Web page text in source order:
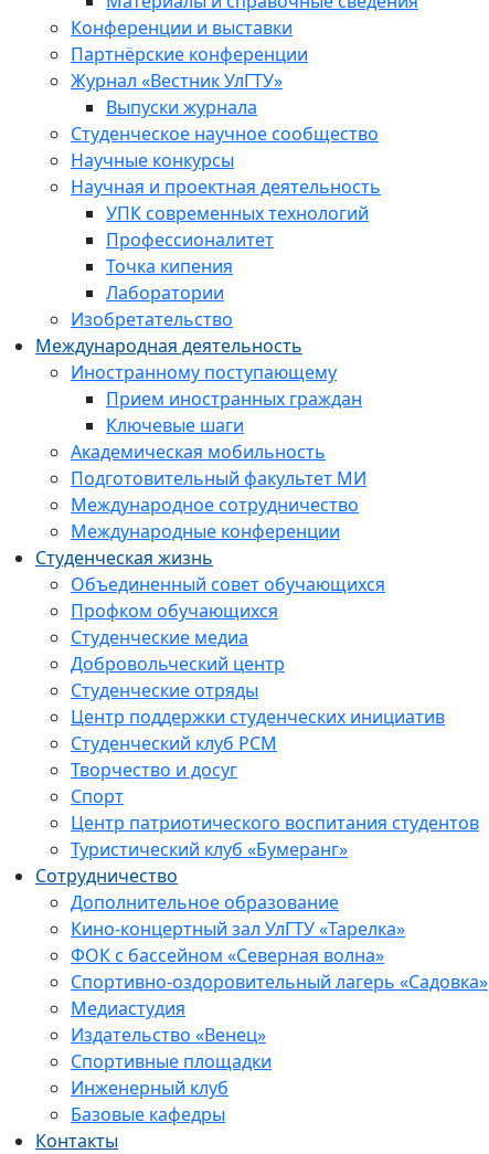
Конференции и выставки
Партнёрские конференции
Журнал «Вестник УлГТУ»
Выпуски журнала
Студенческое научное сообщество
Научные конкурсы
Научная и проектная деятельность
УПК современных технологий
Профессионалитет
Точка кипения
Лаборатории
Изобретательство
Международная деятельность
Иностранному поступающему
Прием иностранных граждан
Ключевые шаги
Академическая мобильность
Подготовительный факультет МИ
Международное сотрудничество
Международные конференции
Студенческая жизнь
Объединенный совет обучающихся
Профком обучающихся
Студенческие медиа
Добровольческий центр
Студенческие отряды
Центр поддержки студенческих инициатив
Студенческий клуб РСМ
Творчество и досуг
Спорт
Центр патриотического воспитания студентов
Туристический клуб «Бумеранг»
Сотрудничество
Дополнительное образование
Кино-концертный зал УлГТУ «Тарелка»
ФОК с бассейном «Северная волна»
Спортивно-оздоровительный лагерь «Садовка»
Медиастудия
Издательство «Венец»
Спортивные площадки
Инженерный клуб
Базовые кафедры
Контакты